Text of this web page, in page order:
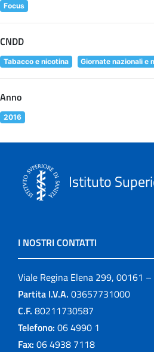
Focus
CNDD
Tabacco e nicotina Giornate nazionali e
Anno
2016
Istituto
I NOSTRI CONTATTI
Viale Regina Elena 299, 00161 –
Partita I.V.A. 03657731000
C.F. 80211730587
Telefono: 06 4990 1
Fax: 06 4938 7118